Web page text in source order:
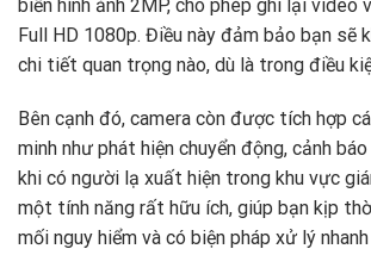
biến hình ảnh 2MP, cho phép ghi lại video
Full HD 1080p. Điều này đảm bảo bạn sẽ
chi tiết quan trọng nào, dù là trong điều
Bên cạnh đó, camera còn được tích hợp
minh như phát hiện chuyển động, cảnh
khi có người lạ xuất hiện trong khu vực
một tính năng rất hữu ích, giúp bạn kịp
mối nguy hiểm và có biện pháp xử lý